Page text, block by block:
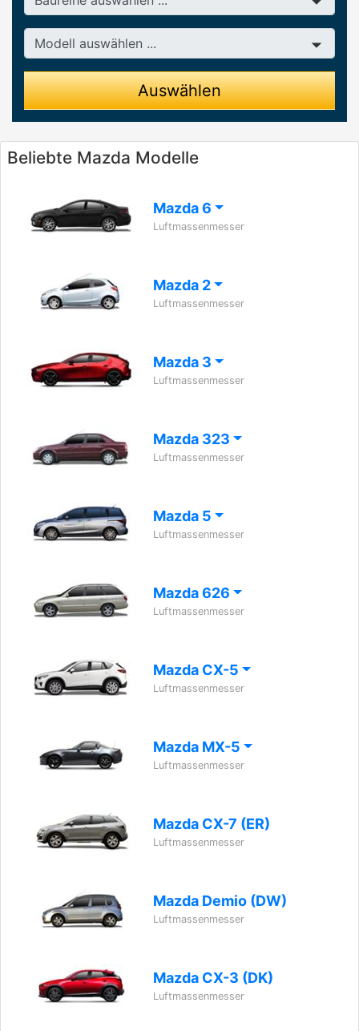
Modell
Auswählen
Beliebte Mazda Modelle
Mazda 6
Luftmassenmesser
Mazda 2
Luftmassenmesser
Mazda 3
Luftmassenmesser
Mazda 323
Luftmassenmesser
Mazda 5
Luftmassenmesser
Mazda 626
Luftmassenmesser
Mazda CX-5
Luftmassenmesser
Mazda MX-5
Luftmassenmesser
Mazda CX-7 (ER)
Luftmassenmesser
Mazda Demio (DW)
Luftmassenmesser
Mazda CX-3 (DK)
Luftmassenmesser